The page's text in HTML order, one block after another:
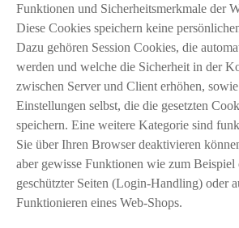
Funktionen und Sicherheitsmerkmale der
Diese Cookies speichern keine
Dazu gehören Session Cookies, die
werden und welche die Sicherheit in der
zwischen Server und Client erhöhen,
Einstellungen selbst, die die gesetzten
speichern. Eine weitere Kategorie sind
Sie über Ihren Browser deaktivieren
aber gewisse Funktionen wie zum
geschützter Seiten (Login-Handling) oder
Funktionieren eines Web-Shops.